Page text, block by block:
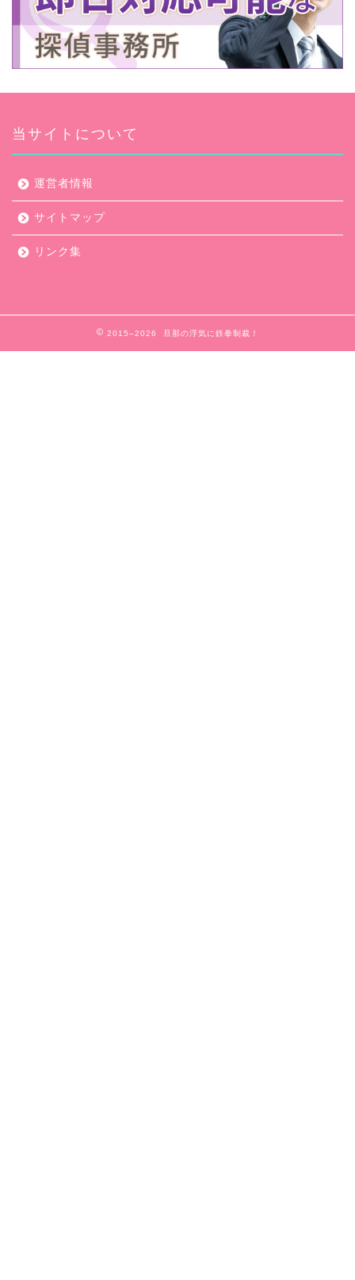
当サイトについて
運営者情報
サイトマップ
リンク集
2015–2026 旦那の浮気に鉄拳制裁！